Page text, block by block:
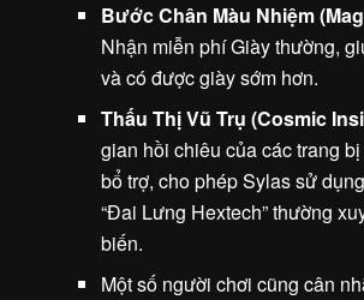
Bước Chân Màu Nhiệm
Nhận miễn phí Giày thường,
và có được giày sớm hơn.
Thấu Thị Vũ Trụ (Cosmic
gian hồi chiêu của các trang
bổ trợ, cho phép Sylas sử
“Đai Lưng Hextech” thường
biến.
Một số người chơi cũng cân